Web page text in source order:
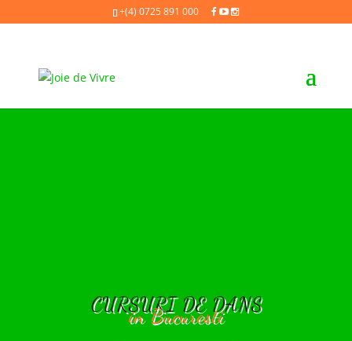
+(4) 0725 891 000
CURSURI DE DANS
in Bucuresti